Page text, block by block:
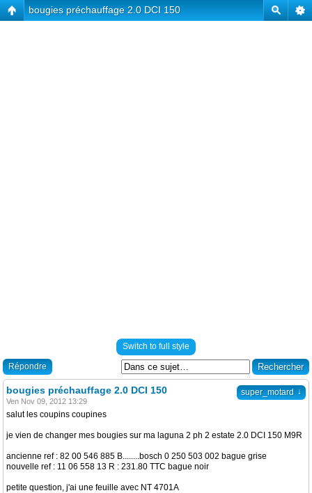
bougies préchauffage 2.0 DCI 150
Switch to full style
Répondre
super_motard ↓
bougies préchauffage 2.0 DCI 150
Ven Nov 09, 2012 13:29
salut les coupins coupines
je vien de changer mes bougies sur ma laguna 2 ph 2 estate 2.0 DCI 150 M9R
ancienne ref : 82 00 546 885 B........bosch 0 250 503 002 bague grise
nouvelle ref : 11 06 558 13 R : 231.80 TTC bague noir
petite question, j'ai une feuille avec NT 4701A